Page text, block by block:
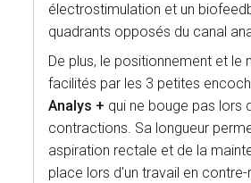
électrostimulation et un
quadrants opposés du canal
De plus, le positionnement et le
facilités par les 3 petites
Analys + qui ne bouge pas lors
contractions. Sa longueur
aspiration rectale et de la
place lors d'un travail en